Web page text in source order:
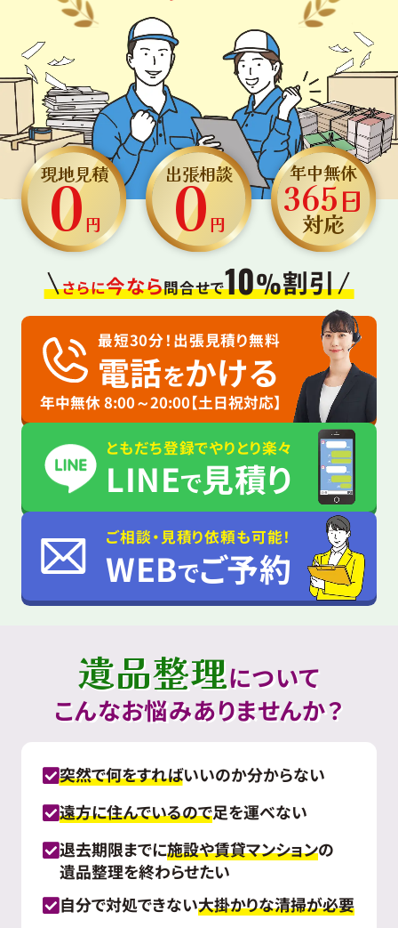
現地見積
0円
出張相談
0円
年中無休
365日
対応
さらに今なら問合せで10%割引
最短30分！出張見積り無料
電話をかける
年中無休 8:00～20:00【土日祝対応】
ともだち登録でやりとり楽々
LINEで見積り
ご相談・見積り依頼も可能！
WEBでご予約
遺品整理について
こんなお悩みありませんか？
突然で何をすればいいのか分からない
遠方に住んでいるので足を運べない
退去期限までに施設や賃貸マンションの
遺品整理を終わらせたい
自分で対処できない大掛かりな清掃が必要